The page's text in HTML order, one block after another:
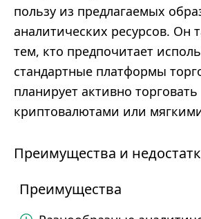
пользу из предлагаемых
аналитических ресурсов. Он
тем, кто предпочитает
стандартные платформы
планирует активно торговать
криптовалютами или
Преимущества и
Преимущества